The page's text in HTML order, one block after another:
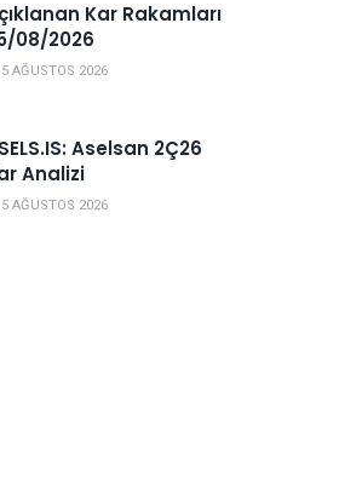
Kar Rakamları
08/2026
5 AĞUSTOS 2026
Aselsan 2Ç26
Analizi
5 AĞUSTOS 2026